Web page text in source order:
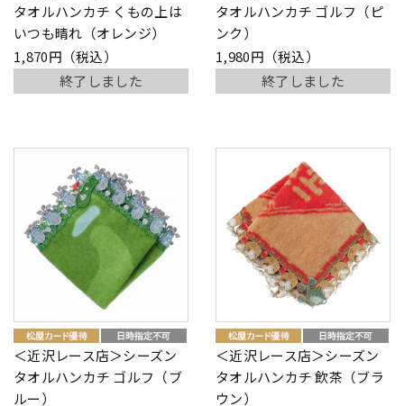
タオルハンカチ くもの上は
いつも晴れ（オレンジ）
1,870円（税込）
終了しました
タオルハンカチ ゴルフ（ピ
ンク）
1,980円（税込）
終了しました
＜近沢レース店＞シーズン
タオルハンカチ ゴルフ（ブ
ルー）
＜近沢レース店＞シーズン
タオルハンカチ 飲茶（ブラ
ウン）